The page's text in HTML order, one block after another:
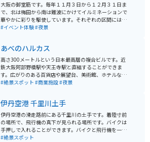
大阪の御堂筋です。毎年１１月３日から１２月３１日ま
で、北は梅田から南は難波にかけてイルミネーションで
華やかに彩りを駆使しています。それぞれの区間には６
色の各エリアを象徴する演出が美しいです。年内の記念
#イベント体験#夜景
あべのハルカス
高さ300メートルという日本最高層の複合ビルです。近
鉄大阪阿部野橋駅や天王寺駅と直結することができま
す。広がりのある百貨店や展望台、美術館、ホテルなど
様々な施設が出店しており、１日中楽しむことができま
#絶景スポット #商業施設#夜景
伊丹空港 千里川土手
伊丹空港の滑走路前にある千里川の土手です。着陸寸前
の場所で、飛行機の真下が見られる場所です。バイクは
手押しで入れることができます。バイクと飛行機を一緒
に迫力ある写真が撮れるので、多くのライダーが写真を
#絶景スポット